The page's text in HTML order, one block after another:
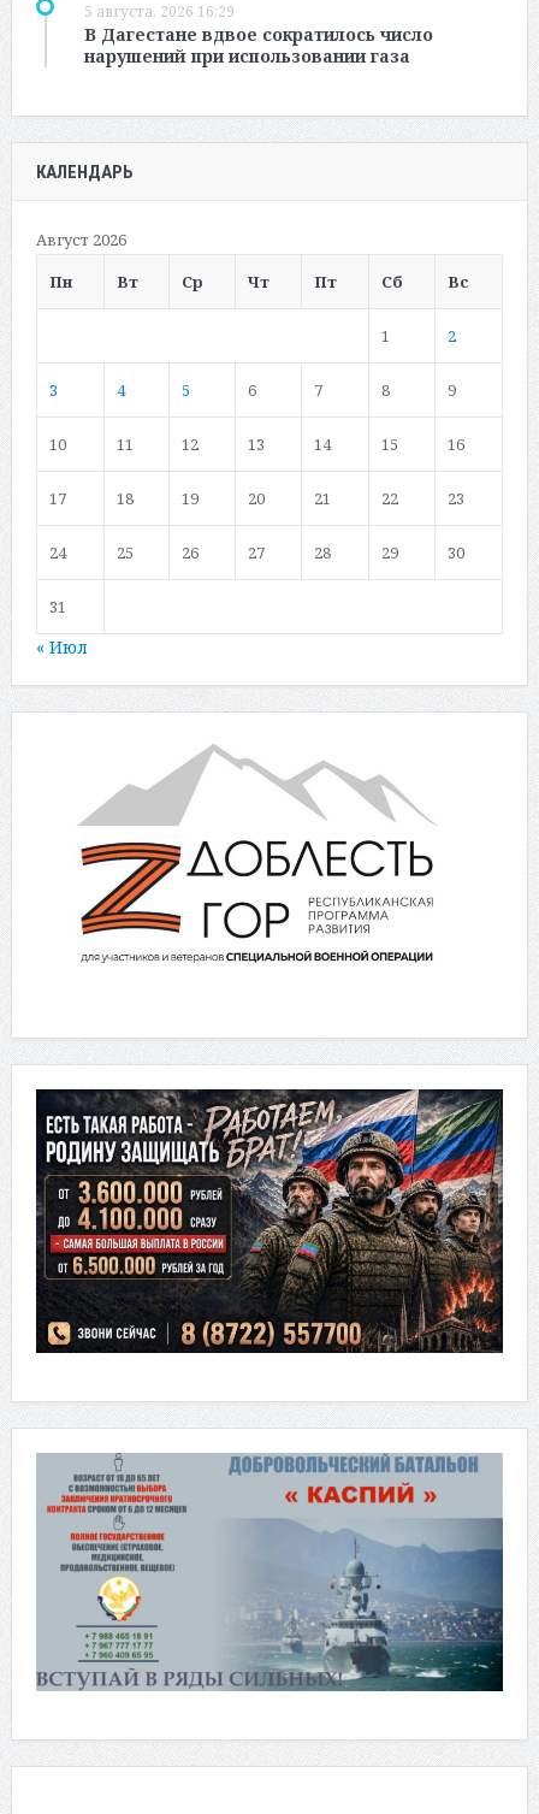
5 августа, 2026 16:29
В Дагестане вдвое сократилось число
нарушений при использовании газа
КАЛЕНДАРЬ
Август 2026
Пн
Вт Ср Чт Пт Сб Вс
1 2
3 4 5 6 7 8 9
10 11 12 13 14 15 16
17 18 19 20 21 22 23
24 25 26 27 28 29 30
31
« Июл